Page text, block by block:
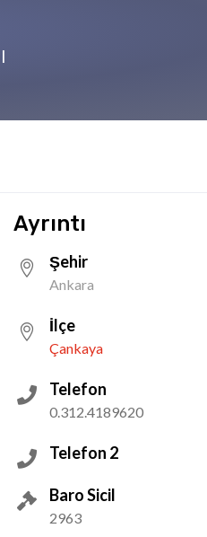
Ayrıntı
Şehir
Ankara
İlçe
Çankaya
Telefon
0.312.4189620
Telefon 2
Baro Sicil
2963